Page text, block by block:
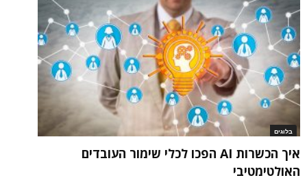
בלוגים
איך הכשרות AI הפכו לכלי שימור העובדים
האולטימטיבי